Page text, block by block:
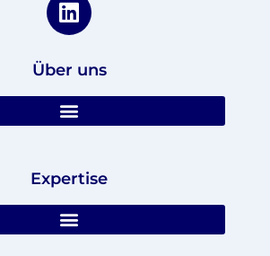
Über uns
Expertise